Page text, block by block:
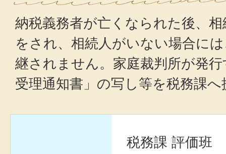
納税義務者が亡くなられた後、
をされ、相続人がいない場合に
継されません。家庭裁判所が発
受理通知書」の写し等を税務課
税務課 評価班